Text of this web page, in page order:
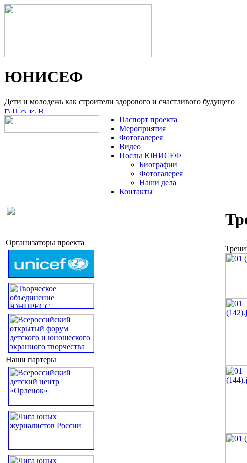
ЮНИСЕФ
Дети и молодежь как строители здорового и счастливого будущего
Паспорт проекта
Мероприятия
Фотогалерея
Видео
Послы ЮНИСЕФ
Биографии
Фотогалерея
Наши дела
Контакты
Организаторы проекта
Наши партеры